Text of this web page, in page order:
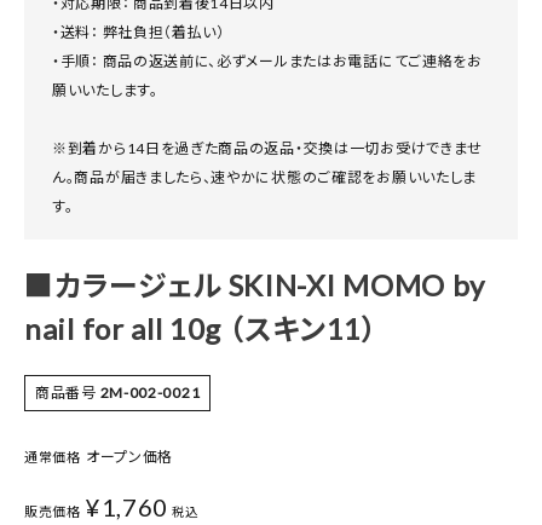
・送料： 弊社負担（着払い）
・手順： 商品の返送前に、必ずメールまたはお電話にてご連絡をお
願いいたします。
※到着から14日を過ぎた商品の返品・交換は一切お受けできませ
ん。商品が届きましたら、速やかに状態のご確認をお願いいたしま
す。
■カラージェル SKIN-XI MOMO by
nail for all 10g （スキン11）
商品番号 2M-002-0021
通常価格 オープン価格
販売価格 ¥1,760 税込